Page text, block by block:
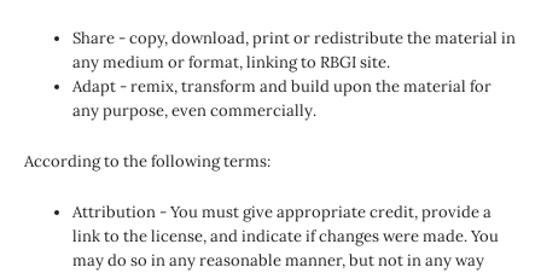
Share - copy, download, print or redistribute the material in
any medium or format, linking to RBGI site.
Adapt - remix, transform and build upon the material for
any purpose, even commercially.
According to the following terms:
Attribution - You must give appropriate credit, provide a
link to the license, and indicate if changes were made. You
may do so in any reasonable manner, but not in any way